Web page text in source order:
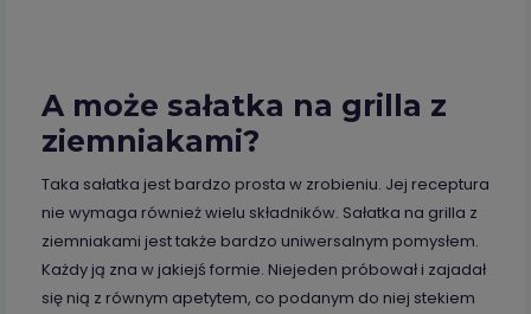
A może sałatka na grilla z
ziemniakami?
Taka sałatka jest bardzo prosta w zrobieniu. Jej receptura
nie wymaga również wielu składników. Sałatka na grilla z
ziemniakami jest także bardzo uniwersalnym pomysłem.
Każdy ją zna w jakiejś formie. Niejeden próbował i zajadał
się nią z równym apetytem, co podanym do niej stekiem